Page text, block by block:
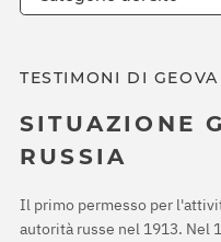
TESTIMONI DI GEOVA
SITUAZIONE
RUSSIA
Il primo permesso per
autorità russe nel 1913. Nel